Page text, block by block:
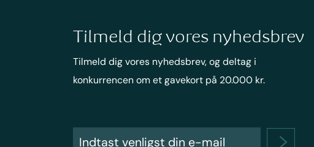
Tilmeld dig vores nyhedsbrev
Tilmeld dig vores nyhedsbrev, og deltag i
konkurrencen om et gavekort på 20.000 kr.